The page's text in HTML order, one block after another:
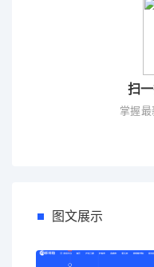
扫
掌握
图文展示